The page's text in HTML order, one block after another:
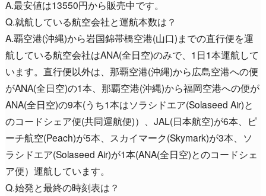
A.最安値は13550円から販売中です。
Q.就航している航空会社と運航本数は？
A.覇空港(沖縄)から岩国錦帯橋空港(山口)までの直行便を運
航している航空会社はANA(全日空)のみで、1日1本運航して
います。直行便以外は、那覇空港(沖縄)から広島空港への便
がANA(全日空)の1本、那覇空港(沖縄)から福岡空港への便が
ANA(全日空)の9本(うち1本はソラシドエア(Solaseed Air)と
のコードシェア便(共同運航便)）、JAL(日本航空)が6本、ピ
ーチ航空(Peach)が5本、スカイマーク(Skymark)が3本、ソ
ラシドエア(Solaseed Air)が1本(ANA(全日空)とのコードシェ
ア便）運航しています。
Q.始発と最終の時刻表は？